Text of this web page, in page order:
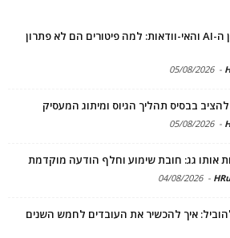
שימור עובדים בעידן ה-AI והאי-וודאות: למה פיטורים הם לא פתרון
-
05/08/2026
-
05/08/2026
אותו גג: חובת שימוע וחלף הודעה מוקדמת
-
04/08/2026
איך להכשיר את העובדים לחמש השנים